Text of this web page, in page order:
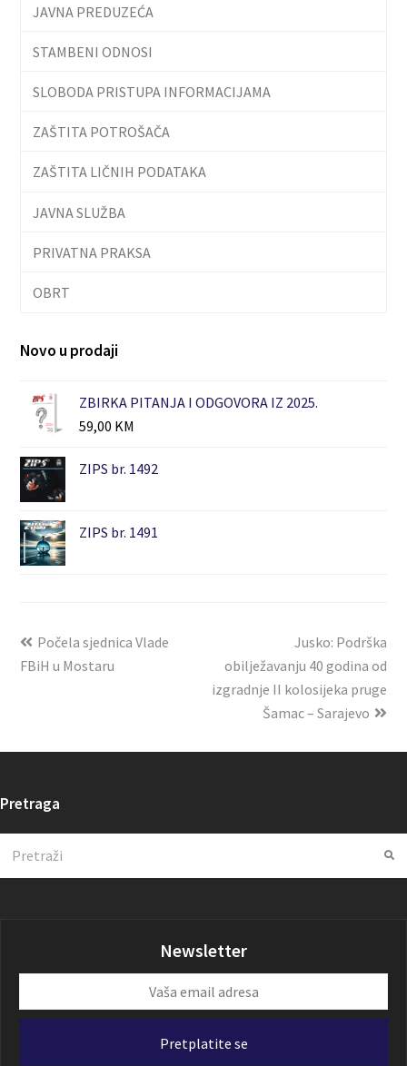
JAVNA PREDUZEĆA
STAMBENI ODNOSI
SLOBODA PRISTUPA INFORMACIJAMA
ZAŠTITA POTROŠAČA
ZAŠTITA LIČNIH PODATAKA
JAVNA SLUŽBA
PRIVATNA PRAKSA
OBRT
Novo u prodaji
ZBIRKA PITANJA I ODGOVORA IZ 2025.
59,00 KM
ZIPS br. 1492
ZIPS br. 1491
Počela sjednica Vlade
FBiH u Mostaru
Jusko: Podrška
obilježavanju 40 godina od
izgradnje II kolosijeka pruge
Šamac – Sarajevo
Pretraga
Newsletter
email
Pretplatite se